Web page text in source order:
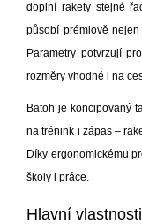
doplní rakety stejné
působí prémiově
Parametry potvrzují
rozměry vhodné i na
Batoh je koncipovaný
na trénink i zápas –
Díky ergonomickému
školy i práce.
Hlavní vlastnosti